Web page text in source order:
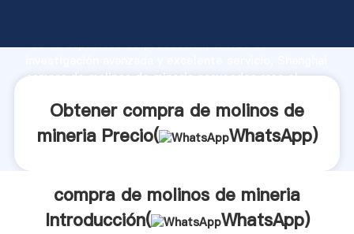
fuerte capacidad de producción, fuerza de
compra de molinos de mineria proveedor crea el
Obtener compra de molinos de
mineria Precio(
WhatsApp)
compra de molinos de mineria
Introducción(
WhatsApp)